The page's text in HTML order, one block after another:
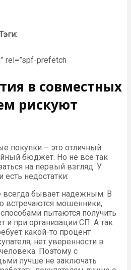
rel=”spf-prefetch
в совместных
рискуют
покупки – это отличный
бюджет. Но не все так
на первый взгляд. У
недостатки:
всегда бывает надежным. В
встречаются мошенники,
пытаются получить
и при организации СП. А так
какой-то процент
нет уверенности в
Поэтому с
лучше не заключать